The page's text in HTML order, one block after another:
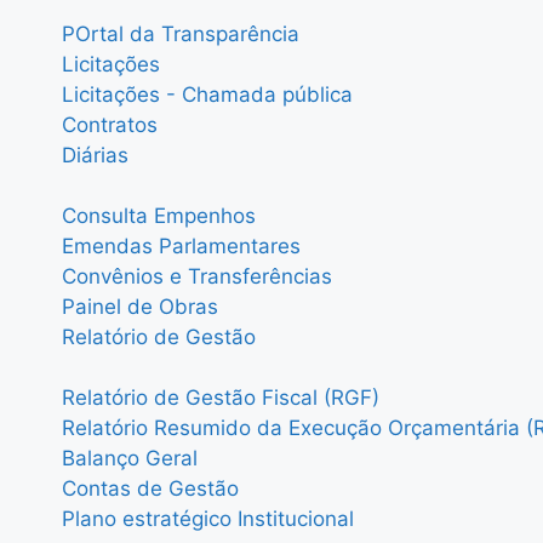
POrtal da Transparência
Licitações
Licitações - Chamada pública
Contratos
Diárias
Consulta Empenhos
Emendas Parlamentares
Convênios e Transferências
Painel de Obras
Relatório de Gestão
Relatório de Gestão Fiscal (RGF)
Relatório Resumido da Execução Orçamentária
Balanço Geral
Contas de Gestão
Plano estratégico Institucional